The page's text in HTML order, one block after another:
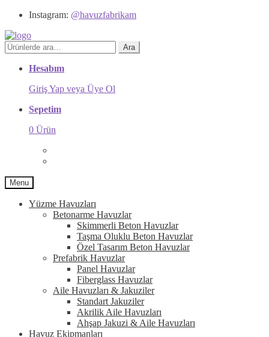
Instagram: @havuzfabrikam
Ara: Ara
Hesabım
Giriş Yap veya Üye Ol
Sepetim
0 Ürün
Menu
Yüzme Havuzları
Betonarme Havuzlar
Skimmerli Beton Havuzlar
Taşma Oluklu Beton Havuzlar
Özel Tasarım Beton Havuzlar
Prefabrik Havuzlar
Panel Havuzlar
Fiberglass Havuzlar
Aile Havuzları & Jakuziler
Standart Jakuziler
Akrilik Aile Havuzları
Ahşap Jakuzi & Aile Havuzları
Havuz Ekipmanları